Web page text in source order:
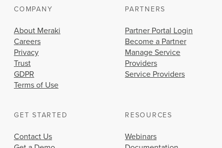
COMPANY
About Meraki
Careers
Privacy
Trust
GDPR
Terms of Use
PARTNERS
Partner Portal Login
Become a Partner
Manage Service
Providers
Service Providers
GET STARTED
Contact Us
RESOURCES
Webinars